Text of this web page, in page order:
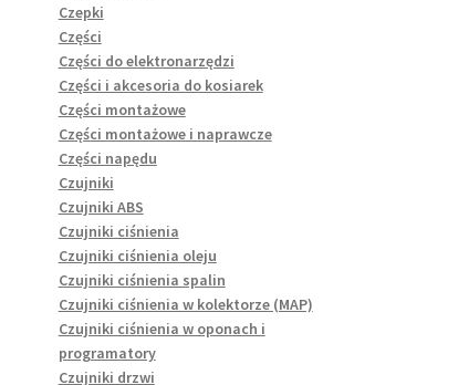
Czepki
Części
Części do elektronarzędzi
Części i akcesoria do kosiarek
Części montażowe
Części montażowe i naprawcze
Części napędu
Czujniki
Czujniki ABS
Czujniki ciśnienia
Czujniki ciśnienia oleju
Czujniki ciśnienia spalin
Czujniki ciśnienia w kolektorze (MAP)
Czujniki ciśnienia w oponach i
programatory
Czujniki drzwi